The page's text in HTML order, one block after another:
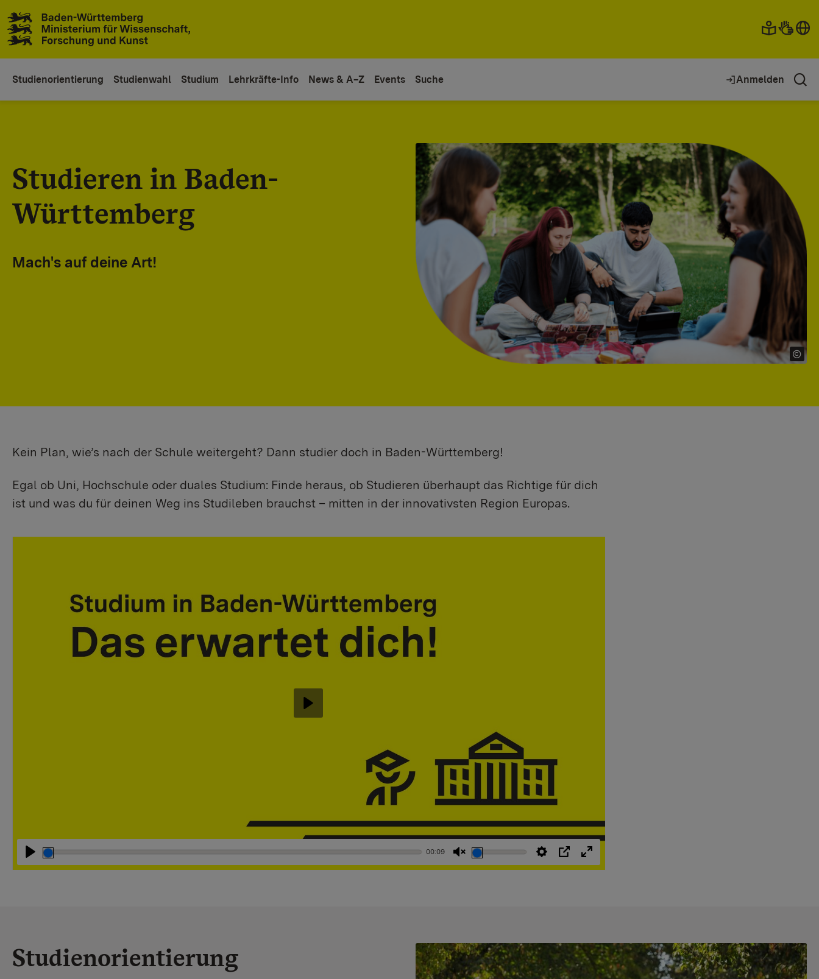
Studienorientierung Studienwahl Studium Lehrkräfte-Info News & A–Z Events Suche Anmelden
Studieren in Baden-
Württemberg
Mach's auf deine Art!
Kein Plan, wie’s nach der Schule weitergeht? Dann studier doch in Baden-Württemberg!
Egal ob Uni, Hochschule oder duales Studium: Finde heraus, ob Studieren überhaupt das Richtige für dich
ist und was du für deinen Weg ins Studileben brauchst – mitten in der innovativsten Region Europas.
Abspielen
00:09
StummschaltungEinstellungen
PIP Vollbild
Abspielen
Studienorientierung